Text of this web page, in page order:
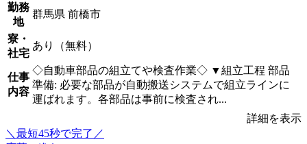
勤務
地
群馬県 前橋市
寮・
社宅
あり（無料）
仕事
内容
◇自動車部品の組立てや検査作業◇ ▼組立工程 部品
準備: 必要な部品が自動搬送システムで組立ラインに
運ばれます。各部品は事前に検査され...
詳細を表示
＼最短45秒で完了／